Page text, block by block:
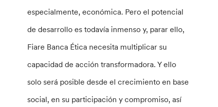
especialmente, económica. Pero el potencial
de desarrollo es todavía inmenso y, parar ello,
Fiare Banca Ética necesita multiplicar su
capacidad de acción transformadora. Y ello
solo será posible desde el crecimiento en base
social, en su participación y compromiso, así